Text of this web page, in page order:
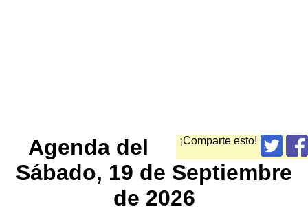
¡Comparte esto!
Agenda del
Sábado, 19 de Septiembre
de 2026